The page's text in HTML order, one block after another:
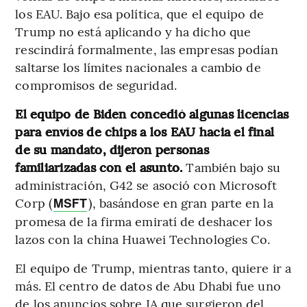
los EAU. Bajo esa política, que el equipo de
Trump no está aplicando y ha dicho que
rescindirá formalmente, las empresas podían
saltarse los límites nacionales a cambio de
compromisos de seguridad.
El equipo de Biden concedió algunas licencias
para envíos de chips a los EAU hacia el final
de su mandato, dijeron personas
familiarizadas con el asunto. También bajo su
administración, G42 se asoció con Microsoft
Corp (MSFT), basándose en gran parte en la
promesa de la firma emiratí de deshacer los
lazos con la china Huawei Technologies Co.
El equipo de Trump, mientras tanto, quiere ir a
más. El centro de datos de Abu Dhabi fue uno
de los anuncios sobre IA que surgieron del